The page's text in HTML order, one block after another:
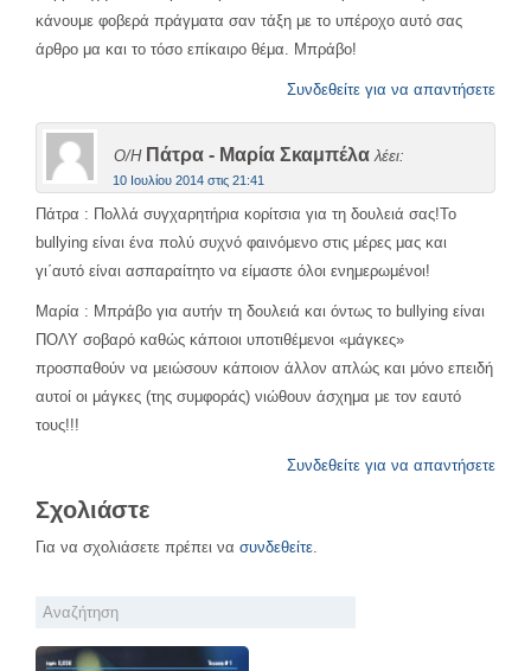
κάνουμε φοβερά πράγματα σαν τάξη με το υπέροχο αυτό σας
άρθρο μα και το τόσο επίκαιρο θέμα. Μπράβο!
Συνδεθείτε για να απαντήσετε
Ο/Η Πάτρα - Μαρία Σκαμπέλα λέει:
10 Ιουλίου 2014 στις 21:41
Πάτρα : Πολλά συγχαρητήρια κορίτσια για τη δουλειά σας!Το
bullying είναι ένα πολύ συχνό φαινόμενο στις μέρες μας και
γι΄αυτό είναι ασπαραίτητο να είμαστε όλοι ενημερωμένοι!
Μαρία : Μπράβο για αυτήν τη δουλειά και όντως το bullying είναι
ΠΟΛΥ σοβαρό καθώς κάποιοι υποτιθέμενοι «μάγκες»
προσπαθούν να μειώσουν κάποιον άλλον απλώς και μόνο επειδή
αυτοί οι μάγκες (της συμφοράς) νιώθουν άσχημα με τον εαυτό
τους!!!
Συνδεθείτε για να απαντήσετε
Σχολιάστε
Για να σχολιάσετε πρέπει να συνδεθείτε.